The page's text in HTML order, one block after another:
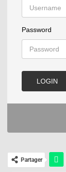
Password
LOGIN
Partager